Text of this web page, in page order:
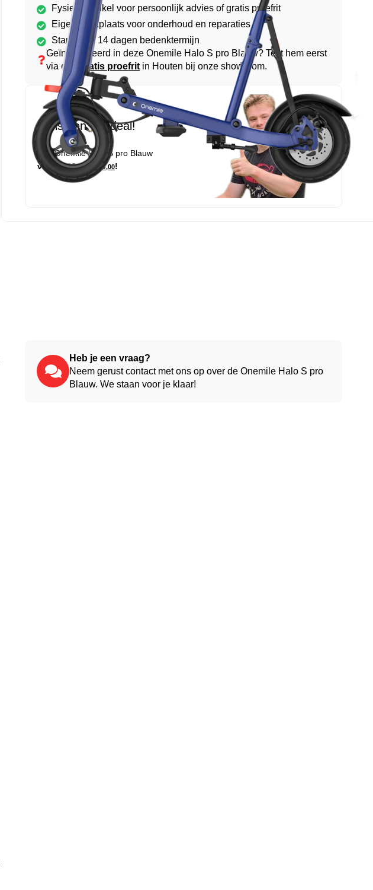
Fysieke winkel voor persoonlijk advies of gratis proefrit
Eigen werkplaats voor onderhoud en reparaties
Standaard 14 dagen bedenktermijn
Geïnteresseerd in deze Onemile Halo S pro Blauw? Test hem eerst
via een
gratis proefrit in Houten bij onze showroom.
Dit is een top deal!
Een Onemile Halo S pro Blauw
voor1199,00 1139,00!
Heb je een vraag?
Neem gerust contact met ons op over de Onemile Halo S pro
Blauw. We staan voor je klaar!